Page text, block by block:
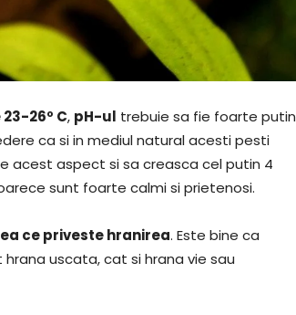
26º C, pH-ul trebuie sa fie foarte putin
ca si in mediul natural acesti pesti
acest aspect si sa creasca cel putin 4
sunt foarte calmi si prietenosi.
ce priveste hranirea. Este bine ca
uscata, cat si hrana vie sau